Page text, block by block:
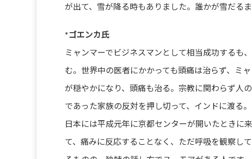
が出て、雪が降る時もありました。誰かが雪だるま
*ゴエンカ氏
ミャンマーでビジネスマンとして相当成功するも
む。世界中の医者にかかっても頭痛は治らず、ミ
が穏やかになり、頭痛も治る。宗教に関わらず人
であった家族の反対を押し切って、インドに渡る
日本には平成元年に京都センターが開いたときに
て、痛みに反応することなく、ただ呼吸を観察し